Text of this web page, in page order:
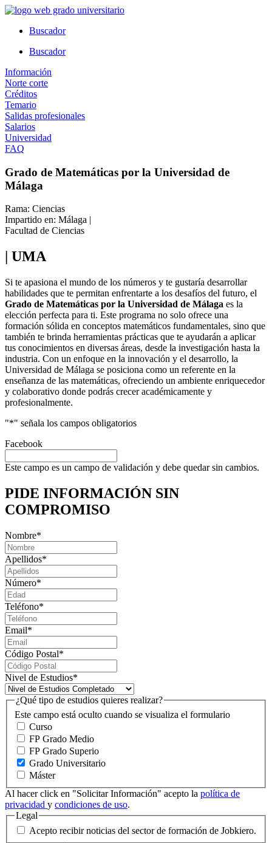
Ir
contenidoBuscador
Buscador
Información
Norte corte
Créditos
Temario
Salidas profesionales
Salarios
Universidad
FAQ
Grado de Matemáticas por la Universidad de
Málaga
Rama: Ciencias
Impartido en: Málaga |
Facultad de Ciencias
| UMA
Si te apasiona el mundo de los números y te gustaría desarrollar
habilidades que te permitan enfrentarte a los desafíos del futuro, el
Grado de Matemáticas por la Universidad de Málaga es la
elección perfecta para ti. Este programa no solo ofrece una
formación sólida en conceptos matemáticos fundamentales, sino que
también te brinda herramientas prácticas que te ayudarán a aplicar
tus conocimientos en diversas áreas, desde la investigación hasta la
industria. Con un enfoque en la innovación y el desarrollo, la
Universidad de Málaga se posiciona como un referente en la
enseñanza de las matemáticas, ofreciendo un ambiente enriquecedor
y colaborativo donde podrás crecer académicamente y
profesionalmente.
"*" señala los campos obligatorios
Facebook
Este campo es un campo de validación y debe quedar sin cambios.
PIDE INFORMACIÓN SIN
COMPROMISO
Nombre*
Apellidos*
Número*
Teléfono*
Email*
Código Postal*
Nivel de Estudios*
Este campo está oculto cuando se visualiza el formulario
¿Qué tipo de estudios quieres realizar?
Curso
FP Grado Medio
FP Grado Superio
Grado Universitario
Máster
Al hacer click en "Solicitar Información" acepto la política de
privacidad y condiciones de uso.
Legal
Acepto recibir noticias del sector de formación de Jobkiero.